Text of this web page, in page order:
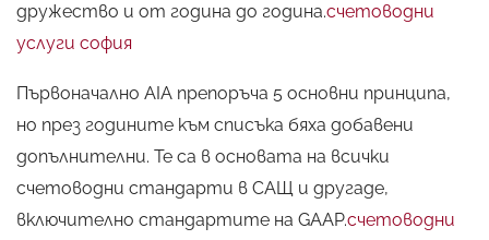
дружество и от година до година.счетоводни
услуги софия
Първоначално AIA препоръча 5 основни принципа,
но през годините към списъка бяха добавени
допълнителни. Те са в основата на всички
счетоводни стандарти в САЩ и другаде,
включително стандартите на GAAP.счетоводни